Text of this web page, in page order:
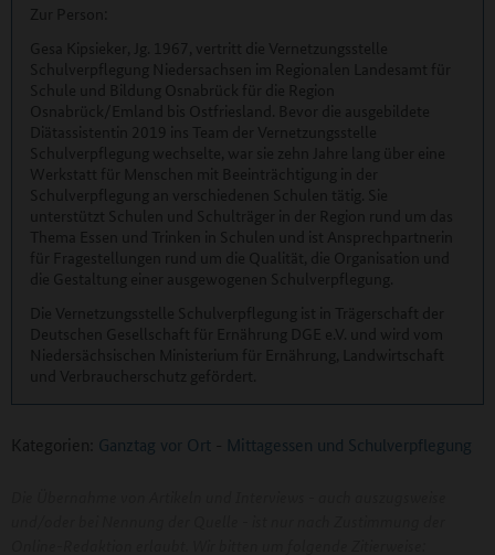
Kategorien: Ganztag vor Ort - Mittagessen und Schulverpflegung